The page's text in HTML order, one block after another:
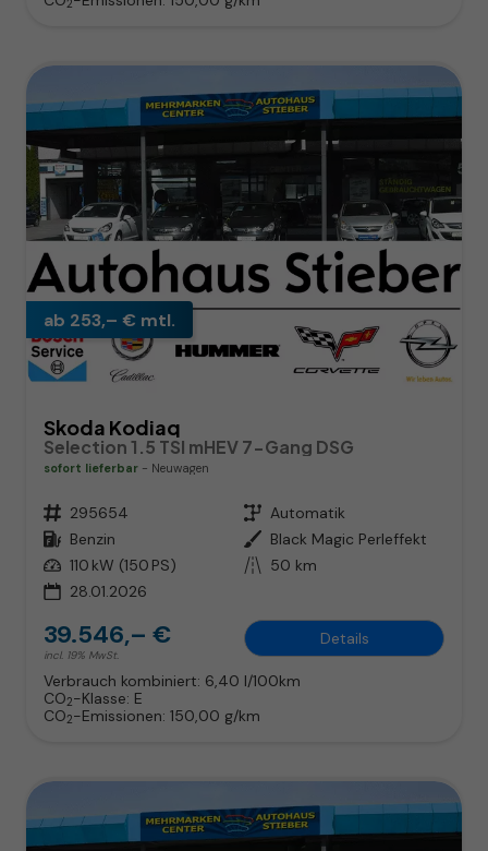
2
ab 253,– € mtl.
Skoda Kodiaq
Selection 1.5 TSI mHEV 7-Gang DSG
sofort lieferbar Neuwagen
Fahrzeugnr. 295654 Getriebe Automatik
Kraftstoff Benzin Außenfarbe Black Magic Perleffekt
Leistung 110 kW (150 PS) Kilometerstand 50 km
28.01.2026
39.546,– €
incl. 19% MwSt.
Details
Verbrauch kombiniert: 6,40 l/100km
CO2-Klasse: E
CO2-Emissionen: 150,00 g/km